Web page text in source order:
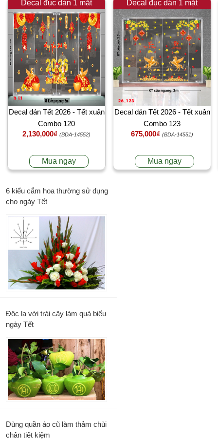
Decal đục dán 1 mặt
Decal dán Tết 2026 - Tết xuân
Combo 120
2,130,000₫ (BDA-14552)
Mua ngay
Decal đục dán 1 mặt
Decal dán Tết 2026 - Tết xuân
Combo 123
675,000₫ (BDA-14551)
Mua ngay
6 kiểu cắm hoa thường sử dụng
cho ngày Tết
Độc lạ với trái cây làm quà biếu
ngày Tết
Dùng quần áo cũ làm thảm chùi
chân tiết kiệm